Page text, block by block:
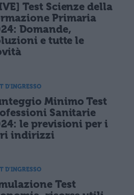
Test Scienze della
Primaria
Domande,
e tutte le
D'INGRESSO
Minimo Test
Sanitarie
le previsioni per i
indirizzi
D'INGRESSO
Test